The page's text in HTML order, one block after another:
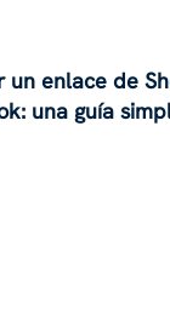
un enlace de
una guía